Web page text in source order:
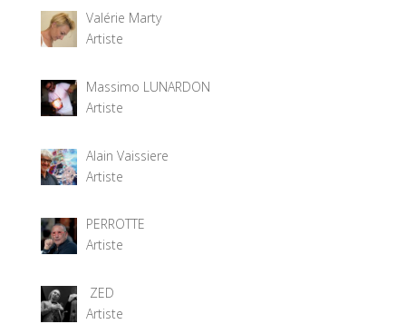
Valérie Marty
Artiste
Massimo LUNARDON
Artiste
Alain Vaissiere
Artiste
PERROTTE
Artiste
ZED
Artiste